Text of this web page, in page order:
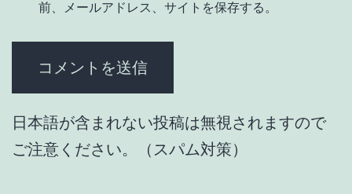
前、メールアドレス、サイトを保存する。
日本語が含まれない投稿は無視されますので
ご注意ください。（スパム対策）